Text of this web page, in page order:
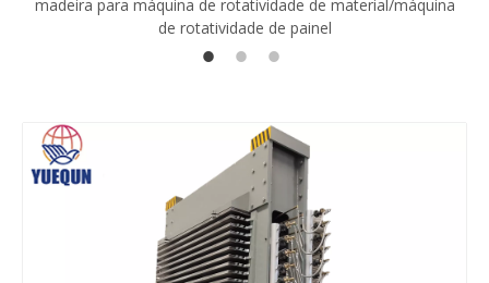
madeira para máquina de rotatividade de material/máquina
de rotatividade de painel